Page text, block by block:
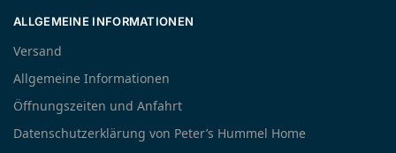
ALLGEMEINE INFORMATIONEN
Versand
Allgemeine Informationen
Öffnungszeiten und Anfahrt
Datenschutzerklärung von Peter’s Hummel Home